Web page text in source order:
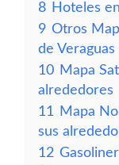
8 Hoteles
9 Otros
de Veraguas
10 Mapa
alrededores
11
Mapa
sus
12